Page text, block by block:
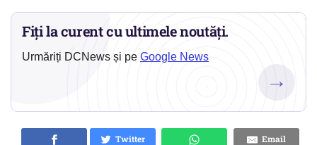
Fiți la curent cu ultimele noutăți.
Urmăriți DCNews și pe Google News
→
Twitter
Email